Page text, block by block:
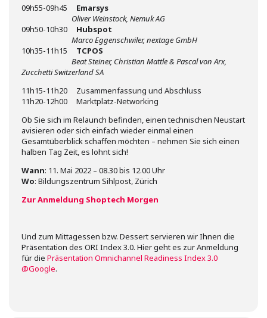
09h55-09h45 Emarsys
Oliver Weinstock, Nemuk AG
09h50-10h30 Hubspot
Marco Eggenschwiler, nextage GmbH
10h35-11h15 TCPOS
Beat Steiner, Christian Mattle & Pascal von Arx,
Zucchetti Switzerland SA
11h15-11h20 Zusammenfassung und Abschluss
11h20-12h00 Marktplatz-Networking
Ob Sie sich im Relaunch befinden, einen technischen Neustart
avisieren oder sich einfach wieder einmal einen
Gesamtüberblick schaffen möchten – nehmen Sie sich einen
halben Tag Zeit, es lohnt sich!
Wann: 11. Mai 2022 – 08.30 bis 12.00 Uhr
Wo: Bildungszentrum Sihlpost, Zürich
Zur Anmeldung Shoptech Morgen
Und zum Mittagessen bzw. Dessert servieren wir Ihnen die
Präsentation des ORI Index 3.0. Hier geht es zur Anmeldung
für die Präsentation Omnichannel Readiness Index 3.0
@Google.